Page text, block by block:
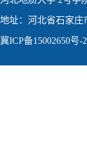
地址：河北省石家庄
冀ICP备15002650号-2